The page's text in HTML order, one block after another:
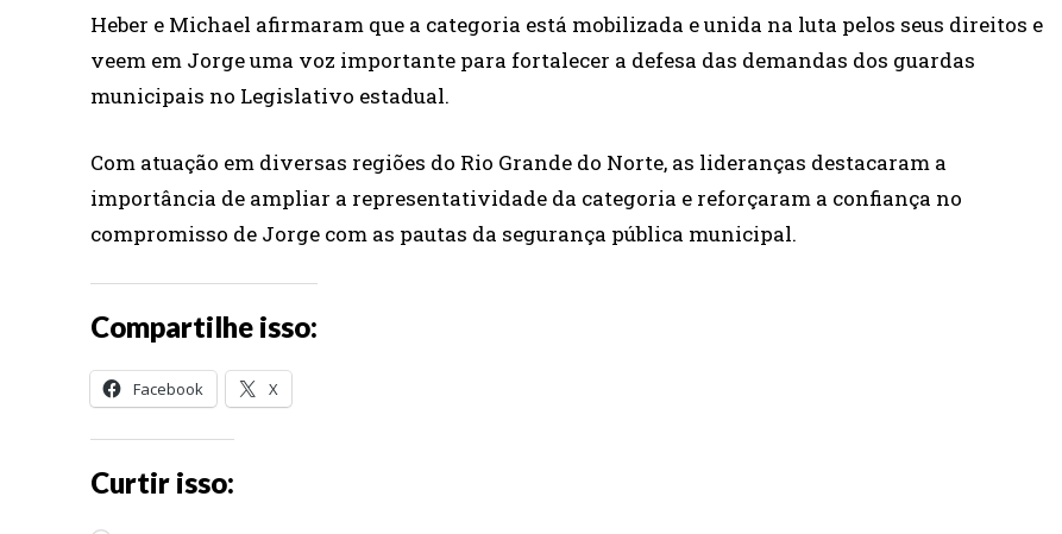
Heber e Michael afirmaram que a categoria está mobilizada e unida na luta pelos seus direitos e
veem em Jorge uma voz importante para fortalecer a defesa das demandas dos guardas
municipais no Legislativo estadual.
Com atuação em diversas regiões do Rio Grande do Norte, as lideranças destacaram a
importância de ampliar a representatividade da categoria e reforçaram a confiança no
compromisso de Jorge com as pautas da segurança pública municipal.
Compartilhe isso:
Facebook X
Curtir isso: